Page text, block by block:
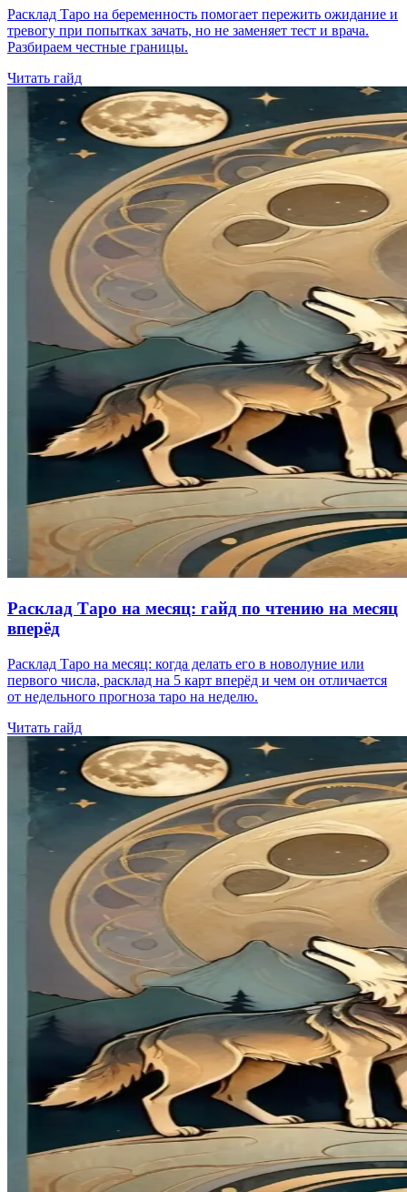
Расклад Таро на беременность помогает пережить ожидание и
тревогу при попытках зачать, но не заменяет тест и врача.
Разбираем честные границы.
Читать гайд
Расклад Таро на месяц: гайд по чтению на месяц
вперёд
Расклад Таро на месяц: когда делать его в новолуние или
первого числа, расклад на 5 карт вперёд и чем он отличается
от недельного прогноза таро на неделю.
Читать гайд